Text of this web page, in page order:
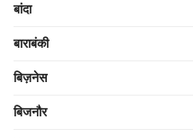
बांदा
बाराबंकी
बिज़नेस
बिजनौर